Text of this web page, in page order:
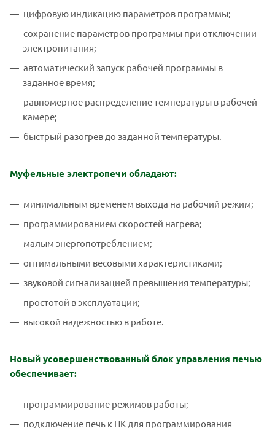
цифровую индикацию параметров программы;
сохранение параметров программы при отключении
электропитания;
автоматический запуск рабочей программы в
заданное время;
равномерное распределение температуры в рабочей
камере;
быстрый разогрев до заданной температуры.
Муфельные электропечи обладают:
минимальным временем выхода на рабочий режим;
программированием скоростей нагрева;
малым энергопотреблением;
оптимальными весовыми характеристиками;
звуковой сигнализацией превышения температуры;
простотой в эксплуатации;
высокой надежностью в работе.
Новый усовершенствованный блок управления печью
обеспечивает:
программирование режимов работы;
подключение печь к ПК для программирования